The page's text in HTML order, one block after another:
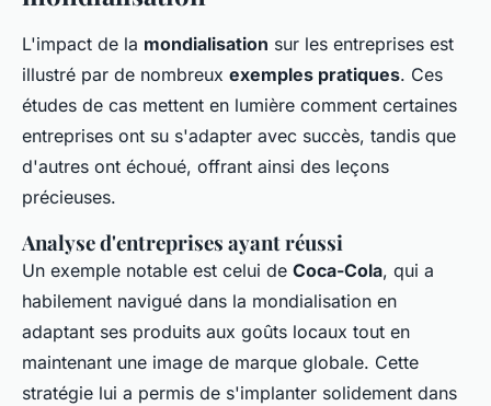
L'impact de la mondialisation sur les entreprises est
illustré par de nombreux exemples pratiques. Ces
études de cas mettent en lumière comment certaines
entreprises ont su s'adapter avec succès, tandis que
d'autres ont échoué, offrant ainsi des leçons
précieuses.
Analyse d'entreprises ayant réussi
Un exemple notable est celui de Coca-Cola, qui a
habilement navigué dans la mondialisation en
adaptant ses produits aux goûts locaux tout en
maintenant une image de marque globale. Cette
stratégie lui a permis de s'implanter solidement dans